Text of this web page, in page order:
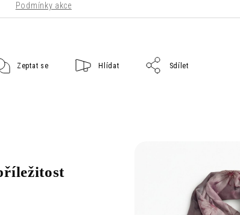
Podmínky akce
Zeptat se Hlídat Sdílet